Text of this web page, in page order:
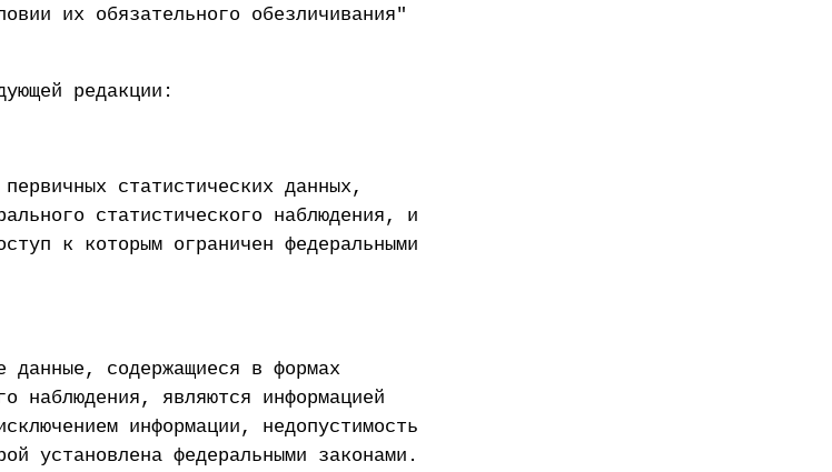
их обязательного обезличивания"
редакции:
статистических данных,
статистического наблюдения, и
к которым ограничен федеральными
данные, содержащиеся в формах
наблюдения, являются информацией
информации, недопустимость
установлена федеральными законами.